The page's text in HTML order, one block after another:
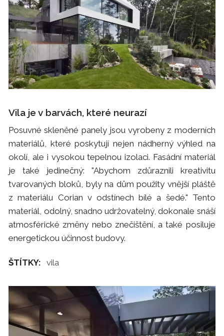
Vila je v barvách, které neurazí
Posuvné skleněné panely jsou vyrobeny z moderních
materiálů, které poskytují nejen nádherný výhled na
okolí, ale i vysokou tepelnou izolaci. Fasádní materiál
je také jedinečný: "Abychom zdůraznili kreativitu
tvarovaných bloků, byly na dům použity vnější pláště
z materiálu Corian v odstínech bílé a šedé." Tento
materiál, odolný, snadno udržovatelný, dokonale snáší
atmosférické změny nebo znečištění, a také posiluje
energetickou účinnost budovy.
ŠTÍTKY: vila